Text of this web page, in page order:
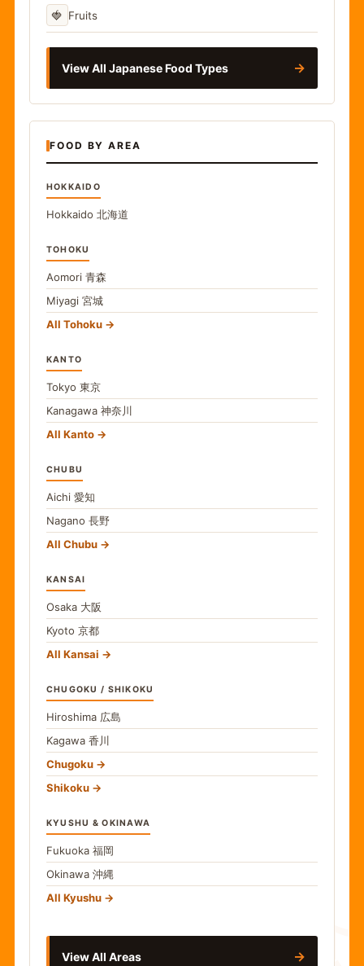
🍓 Fruits
View All Japanese Food Types →
FOOD BY AREA
HOKKAIDO
Hokkaido 北海道
TOHOKU
Aomori 青森
Miyagi 宮城
All Tohoku
KANTO
Tokyo 東京
Kanagawa 神奈川
All Kanto
CHUBU
Aichi 愛知
Nagano 長野
All Chubu
KANSAI
Osaka 大阪
Kyoto 京都
All Kansai
CHUGOKU / SHIKOKU
Hiroshima 広島
Kagawa 香川
Chugoku
Shikoku
KYUSHU & OKINAWA
Fukuoka 福岡
Okinawa 沖縄
All Kyushu
View All Areas →